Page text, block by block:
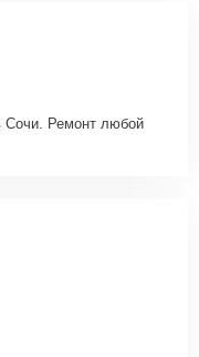
Сочи. Ремонт любой